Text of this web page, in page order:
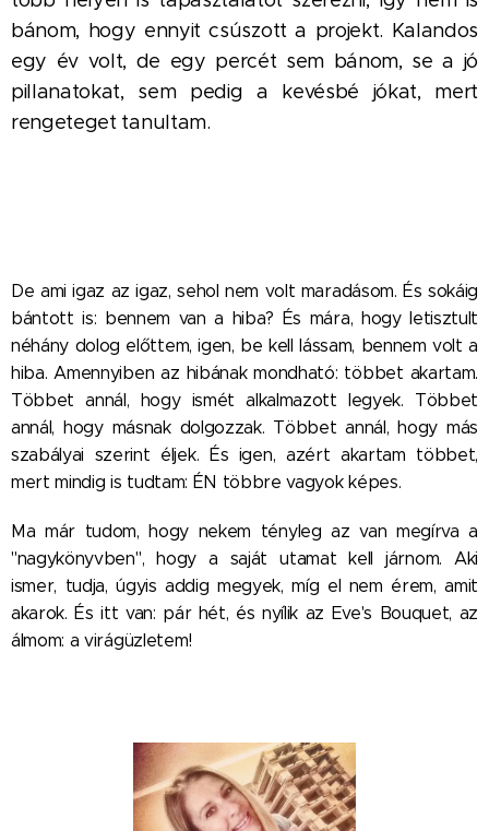
bánom, hogy ennyit csúszott a projekt. Kalandos
egy év volt, de egy percét sem bánom, se a jó
pillanatokat, sem pedig a kevésbé jókat, mert
rengeteget tanultam.
De ami igaz az igaz, sehol nem volt maradásom. És sokáig
bántott is: bennem van a hiba? És mára, hogy letisztult
néhány dolog előttem, igen, be kell lássam, bennem volt a
hiba. Amennyiben az hibának mondható: többet akartam.
Többet annál, hogy ismét alkalmazott legyek. Többet
annál, hogy másnak dolgozzak. Többet annál, hogy más
szabályai szerint éljek. És igen, azért akartam többet,
mert mindig is tudtam: ÉN többre vagyok képes.
Ma már tudom, hogy nekem tényleg az van megírva a
"nagykönyvben", hogy a saját utamat kell járnom. Aki
ismer, tudja, úgyis addig megyek, míg el nem érem, amit
akarok. És itt van: pár hét, és nyílik az Eve's Bouquet, az
álmom: a virágüzletem!